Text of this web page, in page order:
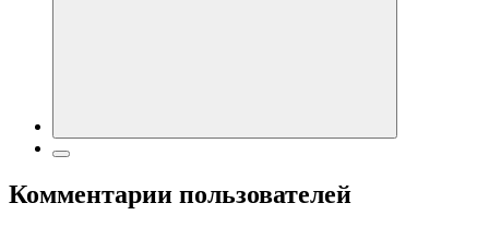
Комментарии пользователей